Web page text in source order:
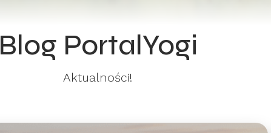
Blog PortalYogi
Aktualności!